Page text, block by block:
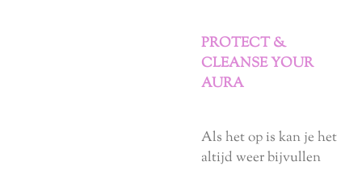
PROTECT &
CLEANSE YOUR
AURA
Als het op is kan je het
altijd weer bijvullen